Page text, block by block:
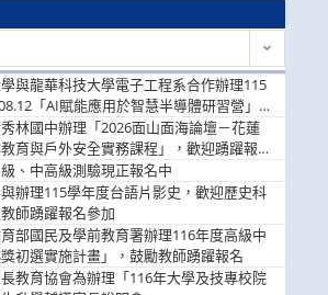
與龍華科技大學電子工程系合作辦理115
「AI賦能應用於智慧半導體研習營」，
參加
林國中辦理「2026面山面海論壇－花蓮
育與戶外安全實務課程」，歡迎踴躍報名
級、中高級測驗現正報名中
辦理115學年度台語片影史，歡迎歷史科
師踴躍報名參加
部國民及學前教育署辦理116年度高級中
初選實施計畫」，鼓勵教師踴躍報名
教育協會為辦理「116年大學及技專校院